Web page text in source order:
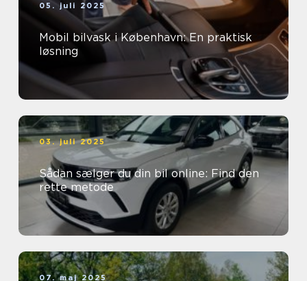
05. juli 2025
Mobil bilvask i København: En praktisk
løsning
03. juli 2025
Sådan sælger du din bil online: Find den
rette metode
07. maj 2025